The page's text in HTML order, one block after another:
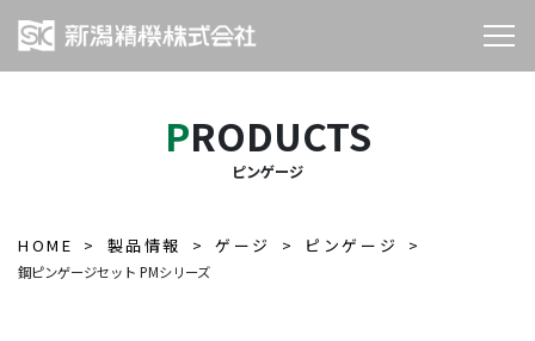
PRODUCTS
ピンゲージ
HOME 製品情報 ゲージ ピンゲージ
鋼ピンゲージセット PMシリーズ